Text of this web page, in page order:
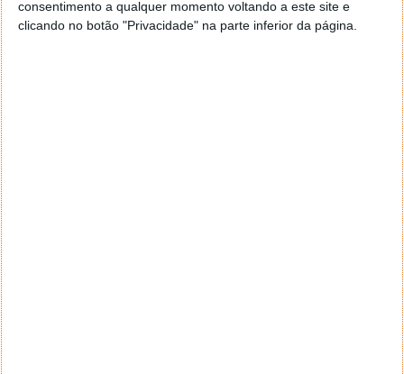
consentimento a qualquer momento voltando a este site e
clicando no botão "Privacidade" na parte inferior da página.
usado numa determinada máquina? O NMAP
consegue, geralmente saber qual o sistema instalado